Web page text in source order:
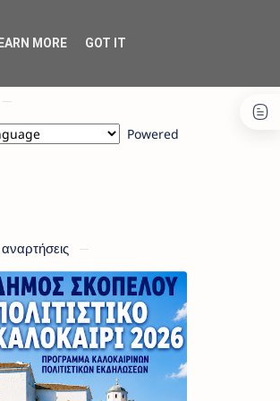
Powered
αναρτήσεις
MORE GOT IT